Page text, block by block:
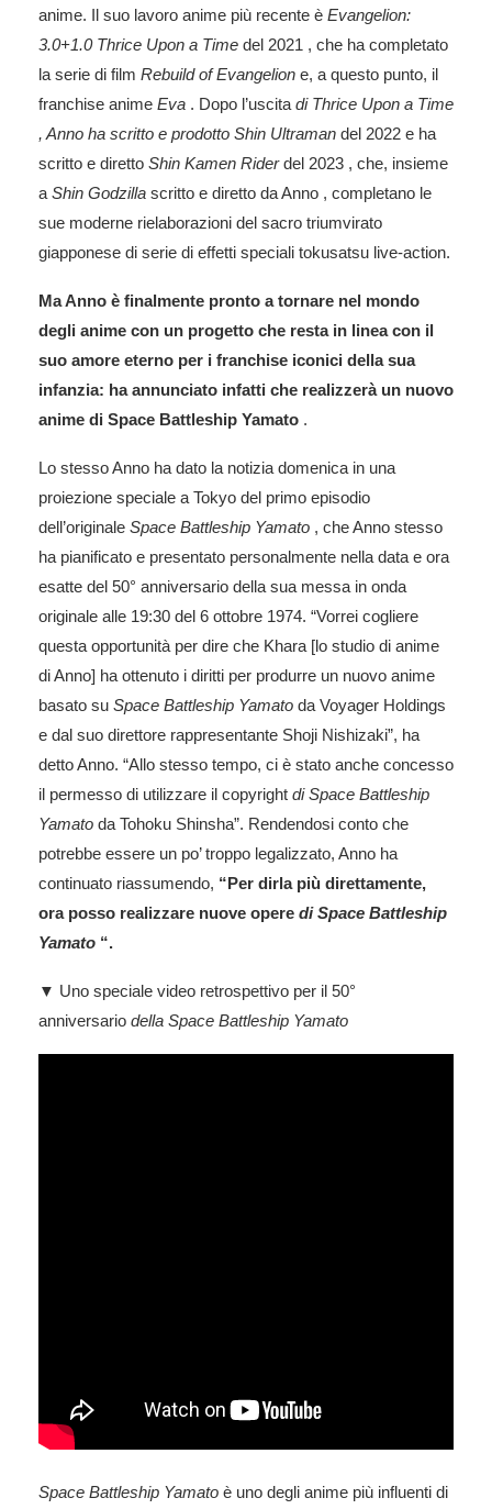
anime. Il suo lavoro anime più recente è Evangelion:
3.0+1.0 Thrice Upon a Time del 2021 , che ha completato
la serie di film Rebuild of Evangelion e, a questo punto, il
franchise anime Eva . Dopo l’uscita di Thrice Upon a Time
, Anno ha scritto e prodotto Shin Ultraman del 2022 e ha
scritto e diretto Shin Kamen Riderdel 2023 , che, insieme
a Shin Godzilla scritto e diretto da Anno , completano le
sue moderne rielaborazioni del sacro triumvirato
giapponese di serie di effetti speciali tokusatsu live-action.
Ma Anno è finalmente pronto a tornare nel mondo
degli anime con un progetto che resta in linea con il
suo amore eterno per i franchise iconici della sua
infanzia: ha annunciato infatti che realizzerà un nuovo
anime di Space Battleship Yamato .
Lo stesso Anno ha dato la notizia domenica in una
proiezione speciale a Tokyo del primo episodio
dell’originale Space Battleship Yamato , che Anno stesso
ha pianificato e presentato personalmente nella data e ora
esatte del 50° anniversario della sua messa in onda
originale alle 19:30 del 6 ottobre 1974. “Vorrei cogliere
questa opportunità per dire che Khara [lo studio di anime
di Anno] ha ottenuto i diritti per produrre un nuovo anime
basato su Space Battleship Yamato da Voyager Holdings
e dal suo direttore rappresentante Shoji Nishizaki”, ha
detto Anno. “Allo stesso tempo, ci è stato anche concesso
il permesso di utilizzare il copyright di Space Battleship
Yamato da Tohoku Shinsha”. Rendendosi conto che
potrebbe essere un po’ troppo legalizzato, Anno ha
continuato riassumendo, “Per dirla più direttamente,
ora posso realizzare nuove opere di Space Battleship
Yamato “.
▼ Uno speciale video retrospettivo per il 50°
anniversario della Space Battleship Yamato
Space Battleship Yamato è uno degli anime più influenti di